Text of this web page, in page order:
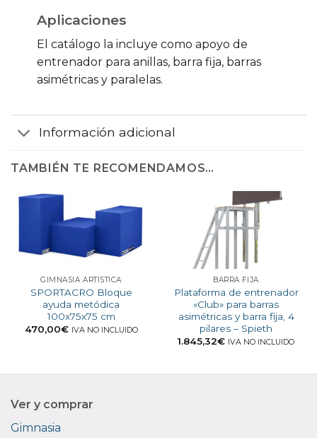
Aplicaciones
El catálogo la incluye como apoyo de
entrenador para anillas, barra fija, barras
asimétricas y paralelas.
Información adicional
TAMBIÉN TE RECOMENDAMOS…
GIMNASIA ARTÍSTICA
SPORTACRO Bloque
ayuda metódica
100x75x75 cm
470,00€ IVA NO INCLUIDO
BARRA FIJA
Plataforma de entrenador
«Club» para barras
asimétricas y barra fija, 4
pilares – Spieth
1.845,32€ IVA NO INCLUIDO
Ver y comprar
Gimnasia